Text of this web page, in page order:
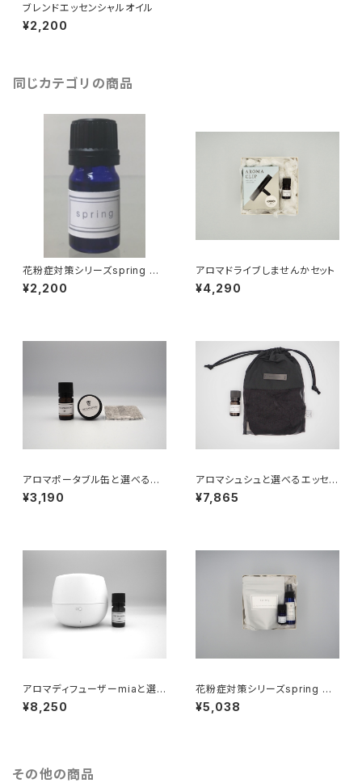
ブレンドエッセンシャルオイル
¥2,200
同じカテゴリの商品
花粉症対策シリーズspring エ
ッセンシャルオイル 5ml
¥2,200
アロマドライブしませんかセット
¥4,290
アロマポータブル缶と選べるエ
ッセンシャルオイルギフトセット
¥3,190
アロマシュシュと選べるエッセン
シャルオイルギフトセット
¥7,865
アロマディフューザーmiaと選
べるエッセンシャルオイルギフト
セット
¥8,250
花粉症対策シリーズspring ギ
フトセット
¥5,038
その他の商品